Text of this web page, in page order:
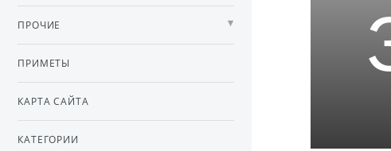
ПРОЧИЕ
ПРИМЕТЫ
КАРТА САЙТА
КАТЕГОРИИ